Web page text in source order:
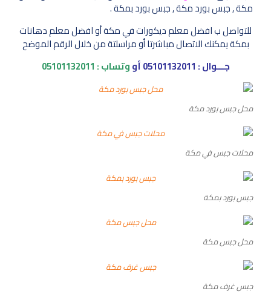
مكة , جبس بورد مكة , جبس بورد بمكة .
للتواصل ب افضل معلم ديكورات في مكة أو افضل معلم دهانات
بمكة يمكنك الاتصال مباشرتا أو مراسلتة من خلال الرقم الموضح
جـــوال : 05101132011أووتساب : 05101132011
محل جبس بورد مكة
محلات جبس في مكة
جبس بورد بمكة
محل جبس مكة
جبس غرف مكة